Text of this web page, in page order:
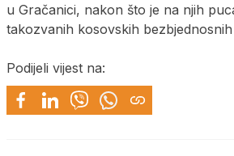
u Gračanici, nakon što je na njih
takozvanih kosovskih bezbjednosnih
Podijeli vijest na: